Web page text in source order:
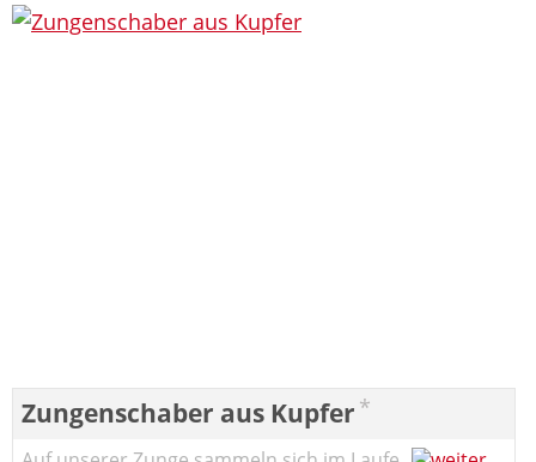
Zungenschaber aus Kupfer *